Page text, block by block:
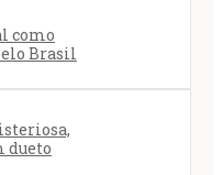
como
Brasil
dueto